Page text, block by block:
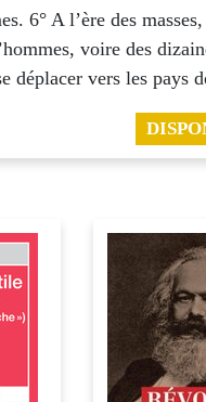
6° A l’ère des
voire des
déplacer vers les pays